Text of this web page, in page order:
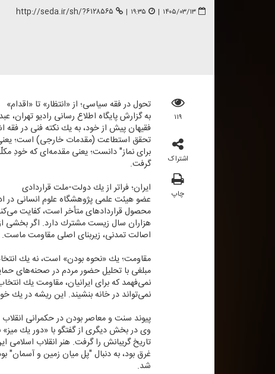
۱۴۰۵/۰۳/۱۳ | ۱۹:۳۵ | http://seda.ir/sh/?۶۱۲۸۵۶۵
۱۱۹
اشتراک
چاپ
تحول در فقه سیاسی؛ از «انتظار» تا «اقدام»
به گزارش پایگاه اطلاع رسانی رادیو تهران،
فقیهان پیش از خود، به یك نكته فنی در
تحقق استطاعت (مقدمات خارجی) است؛ یعنی
برای نماز" دانست؛ یعنی مقدمه‌ای كه خودِ
گرفت.
ایران؛ فراتر از یك دولت-ملت قراردادی
عضو هیئت علمی پژوهشگاه علوم انسانی در
هزاران سال زیست مشترك دارد. اگر بخشی
اصالت تمدنی، زیربنای اصلی مقاومت ماست.
مقاومت؛ یك «نحوه بودن» است، نه یك
مبلغی با تحلیل حضور مردم در صحنه‌های
نمی‌فهمد كه برای ایرانیان، مقاومت یك
نمی‌تواند در خانه بنشیند. این ریشه در
پیوند سنت و معاصر بودن در حكمرانی
وی در بخش دیگری از گفتگو با «دور یك
تاریخ گریبانش را گرفت. هنر انقلاب
غرق بود، به دنبال "پل میان زمین و آسمان"
شد.